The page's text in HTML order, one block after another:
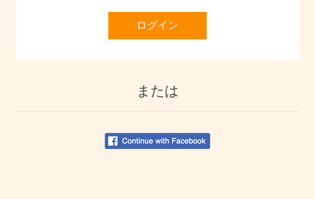
ログイン
または